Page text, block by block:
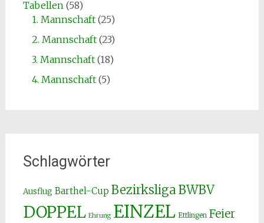
Tabellen(58)
1. Mannschaft(25)
2. Mannschaft(23)
3. Mannschaft(18)
4. Mannschaft(5)
Schlagwörter
Ausflug Barthel-Cup BezirksligaBWBV
DOPPEL Ehrung EINZEL Ettlingen Feier